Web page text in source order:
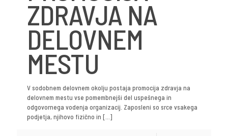
ZDRAVJA NA
DELOVNEM
MESTU
V sodobnem delovnem okolju postaja promocija zdravja na
delovnem mestu vse pomembnejši del uspešnega in
odgovornega vodenja organizacij. Zaposleni so srce vsakega
podjetja, njihovo fizično in […]